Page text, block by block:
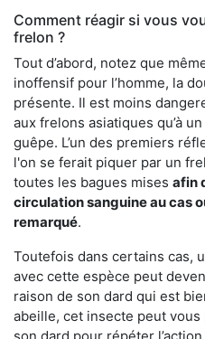
Comment réagir si vous
frelon ?
Tout d’abord, notez que
inoffensif pour l’homme, la
présente. Il est moins
aux frelons asiatiques qu’à
guêpe. L’un des premiers
l'on se ferait piquer par un
toutes les bagues mises afin
circulation sanguine au cas
remarqué.
Toutefois dans certains cas,
avec cette espèce peut
raison de son dard qui est
abeille, cet insecte peut